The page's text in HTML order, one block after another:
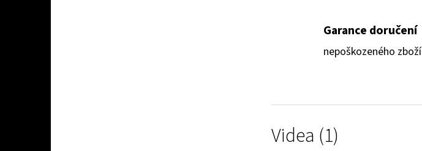
Garance doručení
nepoškozeného zboží
Videa (1)